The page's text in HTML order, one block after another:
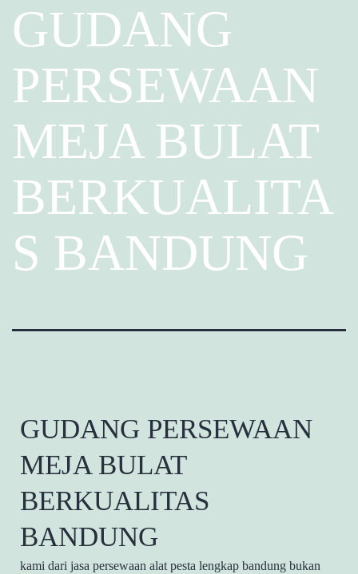
GUDANG
PERSEWAAN
MEJA BULAT
BERKUALITA
S BANDUNG
GUDANG PERSEWAAN
MEJA BULAT
BERKUALITAS
BANDUNG
kami dari jasa persewaan alat pesta lengkap bandung bukan